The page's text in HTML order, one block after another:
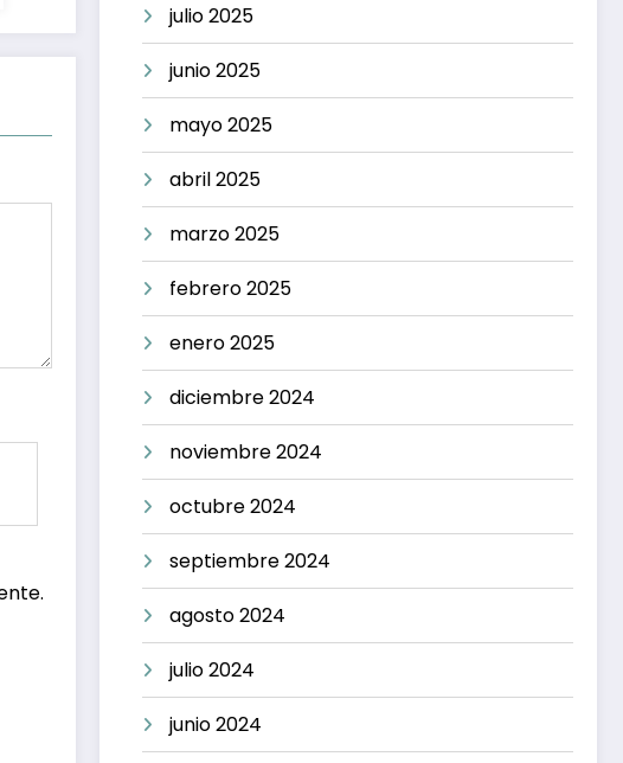
julio 2025
junio 2025
mayo 2025
abril 2025
marzo 2025
febrero 2025
enero 2025
diciembre 2024
noviembre 2024
octubre 2024
septiembre 2024
agosto 2024
julio 2024
junio 2024